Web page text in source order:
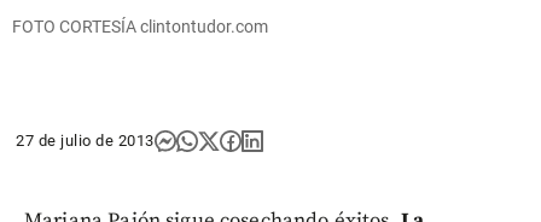
FOTO CORTESÍA clintontudor.com
27 de julio de 2013